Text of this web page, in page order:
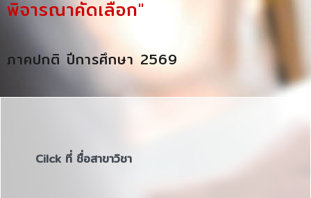
พิจารณาคัดเลือก"
ภาคปกติ ปีการศึกษา 2569
Cilck ที่ ชื่อสาขาวิชา